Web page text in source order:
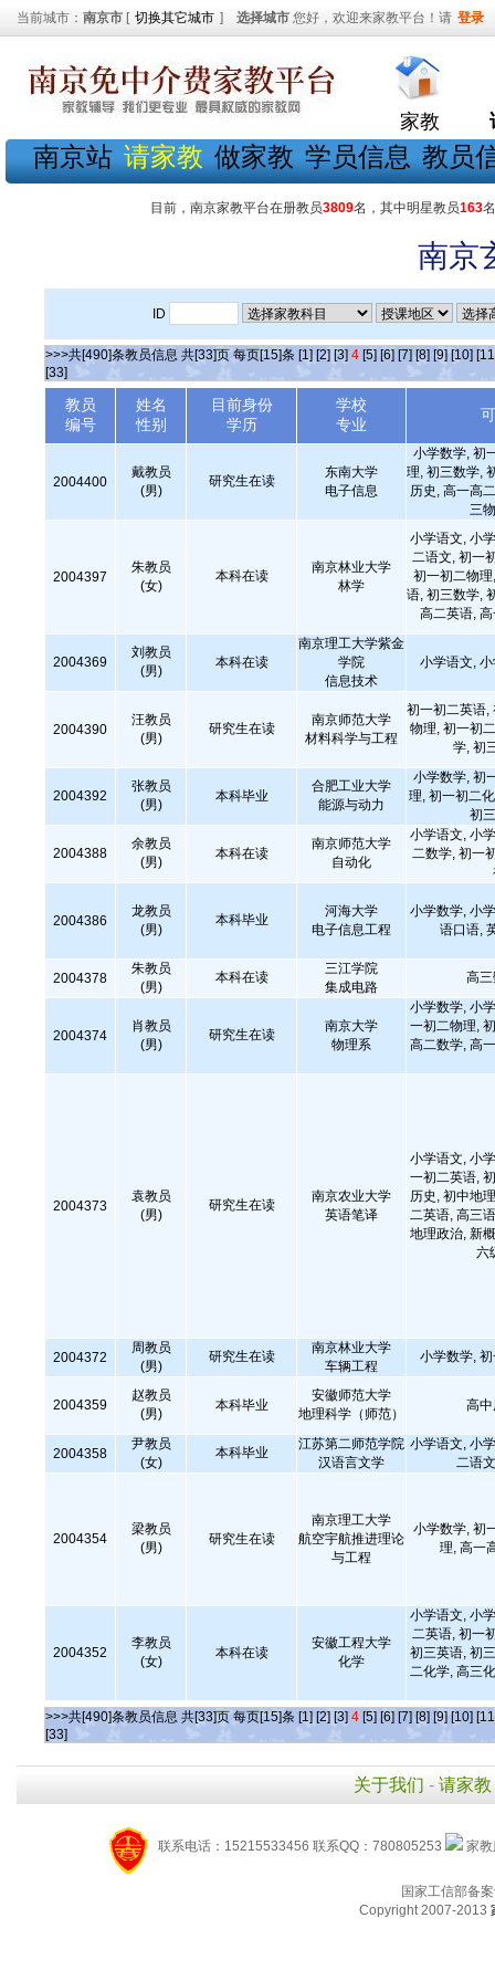
当前城市： 南京市 [ 切换其它城市 ] 选择城市 您好，欢迎来家教平台！请 登录
家教
南京站 请家教 做家教 学员信息 教员
目前，南京家教平台在册教员3809名，其中明星教员163
南京
ID
>>>共[490]条教员信息 共[33]页 每页[15]条 [1] [2] [3] 4 [5] [6] [7] [8] [9] [10]
[33]
教员
编号
姓名
性别
目前身份
学历
学校
专业
2004400
戴教员
(男)
研究生在读
东南大学
电子信息
小学数学, 初
理, 初三数学,
历史, 高一高
三
2004397
朱教员
(女)
本科在读
南京林业大学
林学
小学语文, 小
二语文, 初一
初一初二物
语, 初三数学,
高二英语,
2004369
刘教员
(男)
本科在读
南京理工大学紫金
学院
信息技术
小学语文,
2004390
汪教员
(男)
研究生在读
南京师范大学
材料科学与工程
初一初二英语,
物理, 初一初
学, 初
2004392
张教员
(男)
本科毕业
合肥工业大学
能源与动力
小学数学, 初
理, 初一初二
初
2004388
余教员
(男)
本科在读
南京师范大学
自动化
小学语文, 小
二数学, 初一
2004386
龙教员
(男)
本科毕业
河海大学
电子信息工程
小学数学, 小
语口语,
2004378
朱教员
(男)
本科在读
三江学院
集成电路
高
2004374
肖教员
(男)
研究生在读
南京大学
物理系
小学数学, 小
一初二物理,
高二数学, 高
2004373
袁教员
(男)
研究生在读
南京农业大学
英语笔译
小学语文, 小
一初二英语,
历史, 初中地
二英语, 高三
地理政治, 新
六
2004372
周教员
(男)
研究生在读
南京林业大学
车辆工程
小学数学,
2004359
赵教员
(男)
本科毕业
安徽师范大学
地理科学（师范）
高
2004358
尹教员
(女)
本科毕业
江苏第二师范学院
汉语言文学
小学语文, 小
二语
2004354
梁教员
(男)
研究生在读
南京理工大学
航空宇航推进理论
与工程
小学数学, 初
理, 高一
2004352
李教员
(女)
本科在读
安徽工程大学
化学
小学语文, 小
二英语, 初一
初三英语, 初
二化学, 高三
>>>共[490]条教员信息 共[33]页 每页[15]条 [1] [2] [3] 4 [5] [6] [7] [8] [9] [10]
[33]
关于我们 - 请家教
联系电话：15215533456 联系QQ：780805253 家
国家工信部备
Copyright 2007-2013